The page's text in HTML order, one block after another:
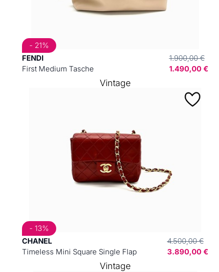
FENDI
First Medium Tasche
1.900,00 €
1.490,00 €
- 21%
CHANEL
Timeless Mini Square Single Flap
4.500,00 €
3.890,00 €
- 13%
Vintage
Vintage